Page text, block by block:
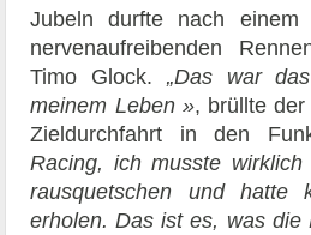
Jubeln durfte nach einem
nervenaufreibenden
Timo Glock. „Das war
meinem Leben », brüllte
Zieldurchfahrt in den
Racing, ich musste
rausquetschen und hatte
erholen. Das ist es, was die